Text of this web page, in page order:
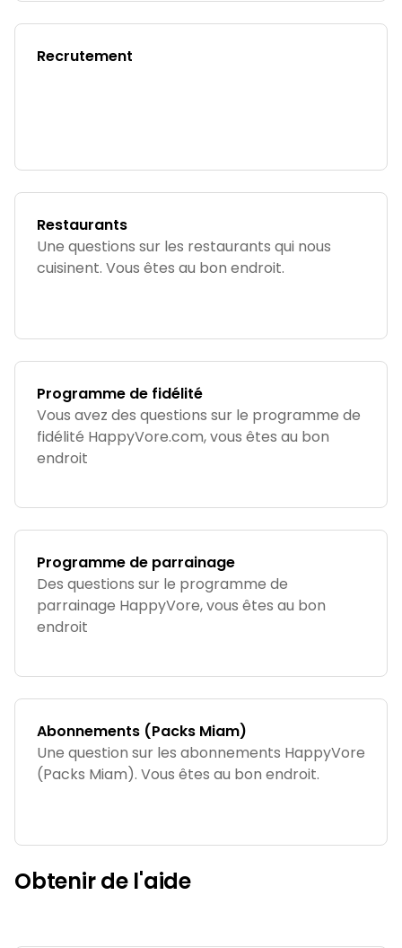
Recrutement
Restaurants
Une questions sur les restaurants qui nous
cuisinent. Vous êtes au bon endroit.
Programme de fidélité
Vous avez des questions sur le programme de
fidélité HappyVore.com, vous êtes au bon
endroit
Programme de parrainage
Des questions sur le programme de
parrainage HappyVore, vous êtes au bon
endroit
Abonnements (Packs Miam)
Une question sur les abonnements HappyVore
(Packs Miam). Vous êtes au bon endroit.
Obtenir de l'aide